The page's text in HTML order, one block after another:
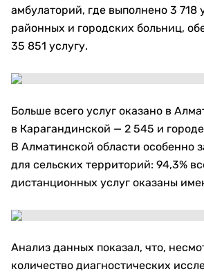
амбулаторий, где выполнено 3 718
районных и городских больниц,
35 851 услугу.
Больше всего услуг оказано в
в Карагандинской — 2 545 и
В Алматинской области особенно
для сельских территорий: 94,3%
дистанционных услуг оказаны
Анализ данных показал, что,
количество диагностических